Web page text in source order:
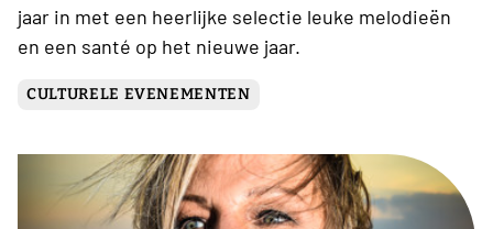
jaar in met een heerlijke selectie leuke melodieën
en een santé op het nieuwe jaar.
CULTURELE EVENEMENTEN